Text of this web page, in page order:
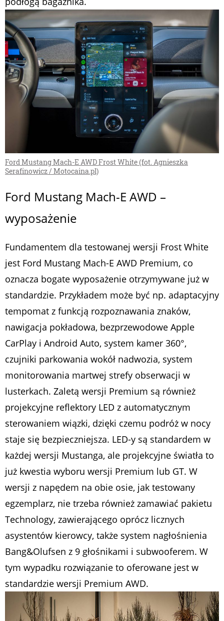
Ford Mustang Mach-E AWD Frost White (fot. Agnieszka
Serafinowicz / Motocaina.pl)
Ford Mustang Mach-E AWD –
wyposażenie
Fundamentem dla testowanej wersji Frost White
jest Ford Mustang Mach-E AWD Premium, co
oznacza bogate wyposażenie otrzymywane już w
standardzie. Przykładem może być np. adaptacyjny
tempomat z funkcją rozpoznawania znaków,
nawigacja pokładowa, bezprzewodowe Apple
CarPlay i Android Auto, system kamer 360°,
czujniki parkowania wokół nadwozia, system
monitorowania martwej strefy obserwacji w
lusterkach. Zaletą wersji Premium są również
projekcyjne reflektory LED z automatycznym
sterowaniem wiązki, dzięki czemu podróż w nocy
staje się bezpieczniejsza. LED-y są standardem w
każdej wersji Mustanga, ale projekcyjne światła to
już kwestia wyboru wersji Premium lub GT. W
wersji z napędem na obie osie, jak testowany
egzemplarz, nie trzeba również zamawiać pakietu
Technology, zawierającego oprócz licznych
asystentów kierowcy, także system nagłośnienia
Bang&Olufsen z 9 głośnikami i subwooferem. W
tym wypadku rozwiązanie to oferowane jest w
standardzie wersji Premium AWD.